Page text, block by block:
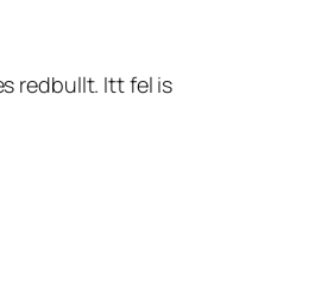
redbullt. Itt fel is